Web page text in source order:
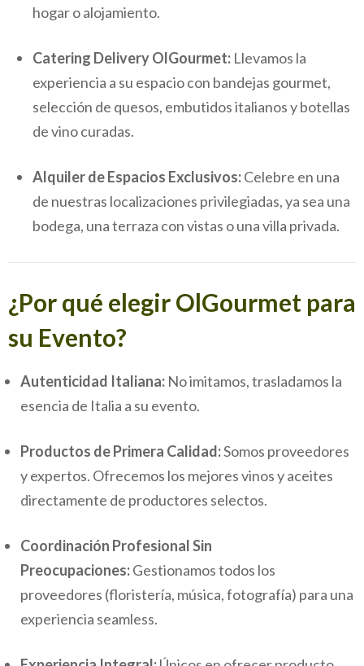
hogar o alojamiento.
Catering Delivery OlGourmet: Llevamos la
experiencia a su espacio con bandejas gourmet,
selección de quesos, embutidos italianos y botellas
de vino curadas.
Alquiler de Espacios Exclusivos:Celebre en una
de nuestras localizaciones privilegiadas, ya sea una
bodega, una terraza con vistas o una villa privada.
¿Por qué elegir OlGourmet para
su Evento?
Autenticidad Italiana: No imitamos, trasladamos la
esencia de Italia a su evento.
Productos de Primera Calidad:Somos proveedores
y expertos. Ofrecemos los mejores vinos y aceites
directamente de productores selectos.
Coordinación Profesional Sin
Preocupaciones:Gestionamos todos los
proveedores (floristería, música, fotografía) para una
experiencia seamless.